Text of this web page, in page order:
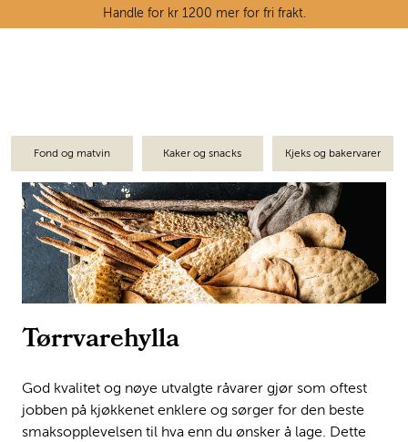
Skip to main contentHandle for kr 1200 mer for fri frakt.
Fond og matvin Kaker og snacks Kjeks og bakervarer
Tørrvarehylla
God kvalitet og nøye utvalgte råvarer gjør som oftest
jobben på kjøkkenet enklere og sørger for den beste
smaksopplevelsen til hva enn du ønsker å lage. Dette
Tørrvarehylla
Grøntavdelingen
Oppskrifter
Kunnskapshjørnet